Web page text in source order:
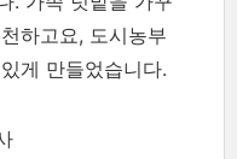
하고요, 도시농부
게 만들었습니다.